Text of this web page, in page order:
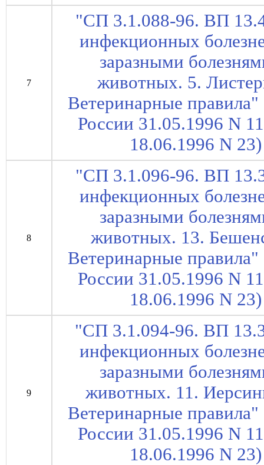
7
"СП 3.1.088-96. ВП
инфекционных
заразными
животных. 5.
Ветеринарные правила"
России 31.05.1996 N
18.06.1996 N
8
"СП 3.1.096-96. ВП
инфекционных
заразными
животных. 13.
Ветеринарные правила"
России 31.05.1996 N
18.06.1996 N
9
"СП 3.1.094-96. ВП
инфекционных
заразными
животных. 11.
Ветеринарные правила"
России 31.05.1996 N
18.06.1996 N